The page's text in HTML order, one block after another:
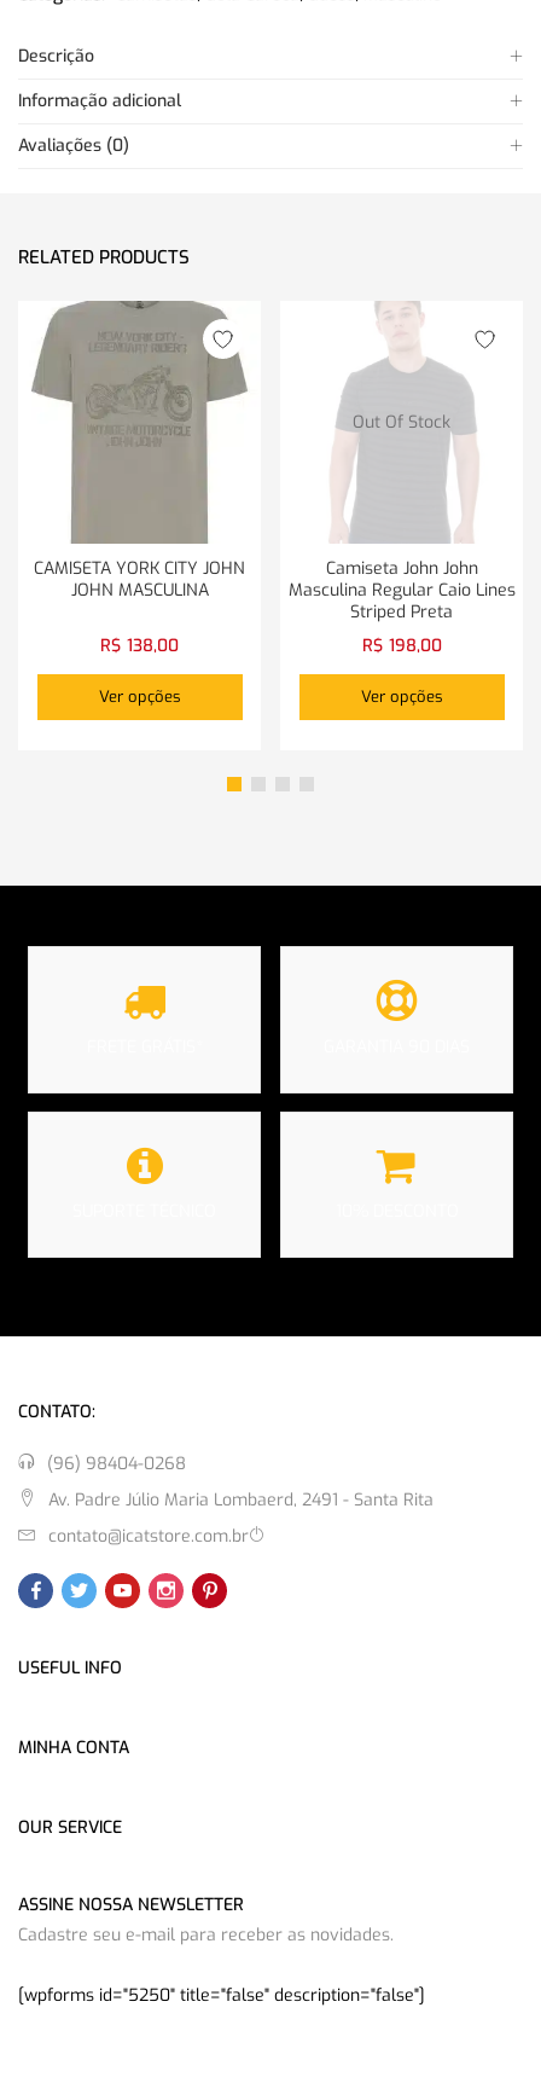
Descrição
Informação adicional
Avaliações (0)
RELATED PRODUCTS
CAMISETA YORK CITY JOHN
JOHN MASCULINA
R$ 138,00
Ver opções
Out Of Stock
Camiseta John John
Masculina Regular Caio Lines
Striped Preta
R$ 198,00
Ver opções
CONTATO:
(96) 98404-0268
Av. Padre Júlio Maria Lombaerd, 2491 - Santa Rita
contato@icatstore.com.br
USEFUL INFO
MINHA CONTA
OUR SERVICE
ASSINE NOSSA NEWSLETTER
Cadastre seu e-mail para receber as novidades.
[wpforms id="5250" title="false" description="false"]